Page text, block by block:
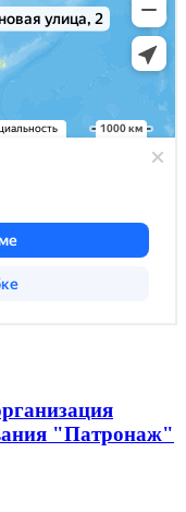
"Патронаж"